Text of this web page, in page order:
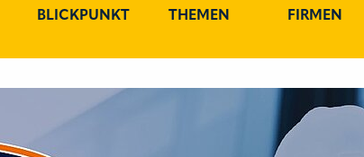
BLICKPUNKT THEMEN FIRMEN